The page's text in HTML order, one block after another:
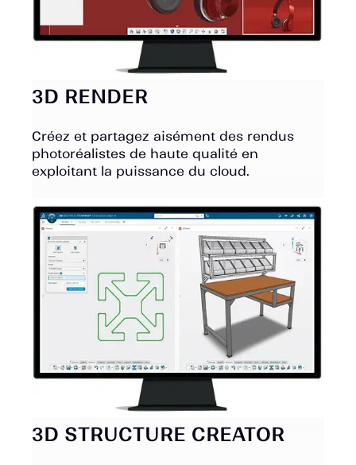
3D RENDER
Créez et partagez aisément des rendus
photoréalistes de haute qualité en
exploitant la puissance du cloud.
3D STRUCTURE CREATOR